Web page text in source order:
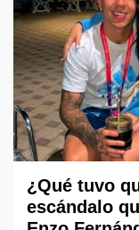
¿Qué tuvo
escándalo